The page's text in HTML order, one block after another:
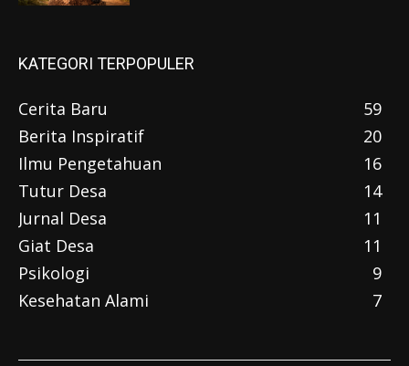
KATEGORI TERPOPULER
Cerita Baru
59
Berita Inspiratif
20
Ilmu Pengetahuan
16
Tutur Desa
14
Jurnal Desa
11
Giat Desa
11
Psikologi
9
Kesehatan Alami
7